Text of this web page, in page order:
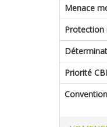
Menace
Protection
Priorité